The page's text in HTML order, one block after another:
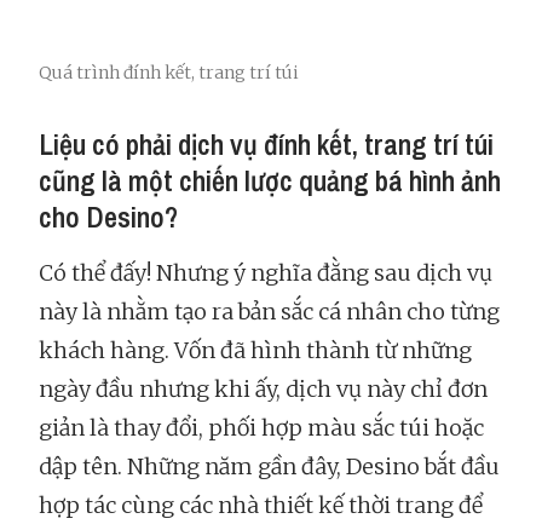
Quá trình đính kết, trang trí túi
Liệu có phải dịch vụ đính kết, trang trí túi
cũng là một chiến lược quảng bá hình ảnh
cho Desino?
Có thể đấy! Nhưng ý nghĩa đằng sau dịch vụ
này là nhằm tạo ra bản sắc cá nhân cho từng
khách hàng. Vốn đã hình thành từ những
ngày đầu nhưng khi ấy, dịch vụ này chỉ đơn
giản là thay đổi, phối hợp màu sắc túi hoặc
dập tên. Những năm gần đây, Desino bắt đầu
hợp tác cùng các nhà thiết kế thời trang để